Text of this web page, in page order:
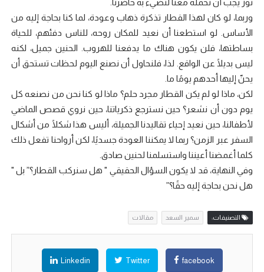
نور يجب أن نحمله معنا لنضيء به حاضرنا.
وربما، لو كان لهذا القطار تذكرة ذهاب وعودة، لما كنا بحاجة إليه من
الأساس. لو استطعنا أن نعيد للمكان روحه، للناس دفئهم، للحياة
بساطتها، فلن يكون هناك ما يدفعنا للهروب. الحنين جميل، لكنه
ليس بديلًا عن الواقع. لذا، فلنحاول أن نصنع اليوم لحظات تستحق أن
يحنّ إليها أحدهم يومًا ما.
لكن، ماذا لو لم يكن القطار مجرد حلم؟ ماذا لو كنا نحن من نصنعه كل
يوم دون أن نشعر؟ حين نسترجع ذكرياتنا، حين نروي قصص الماضي
لأطفالنا، حين نعيد إحياء تقاليدنا الجميلة، أليس هذا شكلًا من أشكال
السفر عبر الزمن؟ ربما لا يمكننا العودة جسديًا، لكن أرواحنا تفعل ذلك
كلما أغمضنا أعيننا واستسلمنا لحنين صادق.
وفي النهاية، قد لا يكون السؤال الحقيقي " هل سنركب القطار؟” بل "
هل نحن بحاجة إليه حقًا؟”
التصنيفات: سمير السعد مقالات
facebook
Twitter
Linkedin